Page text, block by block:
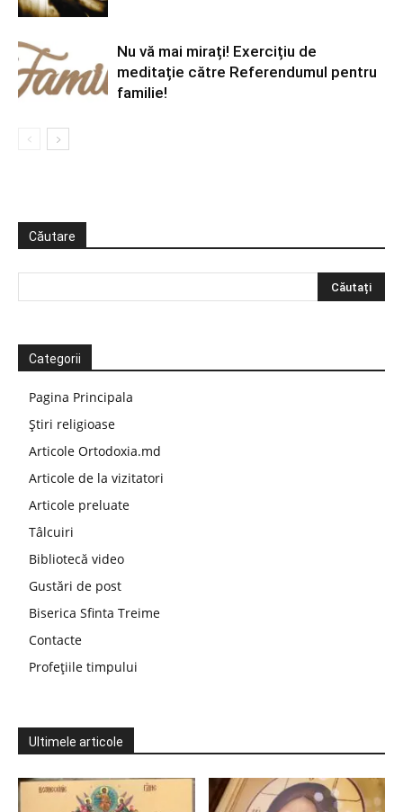
Nu vă mai mirați! Exercițiu de
meditație către Referendumul pentru
familie!
Căutare
Categorii
Pagina Principala
Știri religioase
Articole Ortodoxia.md
Articole de la vizitatori
Articole preluate
Tâlcuiri
Bibliotecă video
Gustări de post
Biserica Sfinta Treime
Contacte
Profețiile timpului
Ultimele articole